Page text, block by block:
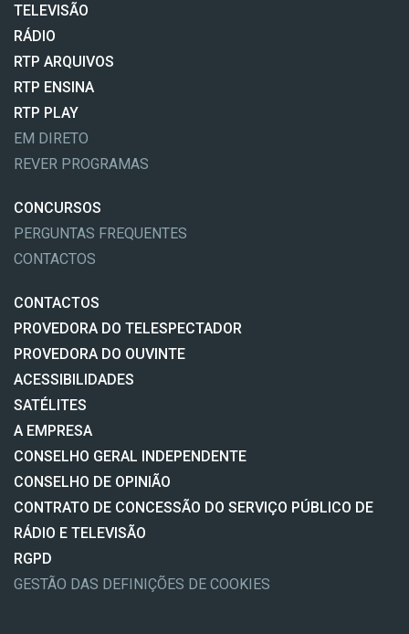
TELEVISÃO
RÁDIO
RTP ARQUIVOS
RTP ENSINA
RTP PLAY
EM DIRETO
REVER PROGRAMAS
CONCURSOS
PERGUNTAS FREQUENTES
CONTACTOS
CONTACTOS
PROVEDORA DO TELESPECTADOR
PROVEDORA DO OUVINTE
ACESSIBILIDADES
SATÉLITES
A EMPRESA
CONSELHO GERAL INDEPENDENTE
CONSELHO DE OPINIÃO
CONTRATO DE CONCESSÃO DO SERVIÇO PÚBLICO DE
RÁDIO E TELEVISÃO
RGPD
GESTÃO DAS DEFINIÇÕES DE COOKIES